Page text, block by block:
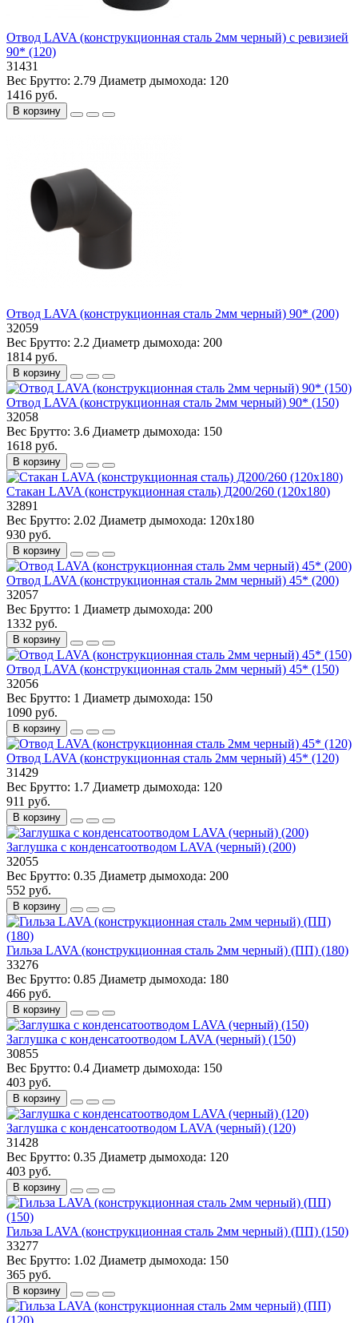
Отвод LAVA (конструкционная сталь 2мм черный) с ревизией
90* (120)
31431
Вес Брутто: 2.79 Диаметр дымохода: 120
1416 руб.
В корзину
Отвод LAVA (конструкционная сталь 2мм черный) 90* (200)
32059
Вес Брутто: 2.2 Диаметр дымохода: 200
1814 руб.
В корзину
Отвод LAVA (конструкционная сталь 2мм черный) 90* (150)
32058
Вес Брутто: 3.6 Диаметр дымохода: 150
1618 руб.
В корзину
Стакан LAVA (конструкционная сталь) Д200/260 (120х180)
32891
Вес Брутто: 2.02 Диаметр дымохода: 120х180
930 руб.
В корзину
Отвод LAVA (конструкционная сталь 2мм черный) 45* (200)
32057
Вес Брутто: 1 Диаметр дымохода: 200
1332 руб.
В корзину
Отвод LAVA (конструкционная сталь 2мм черный) 45* (150)
32056
Вес Брутто: 1 Диаметр дымохода: 150
1090 руб.
В корзину
Отвод LAVA (конструкционная сталь 2мм черный) 45* (120)
31429
Вес Брутто: 1.7 Диаметр дымохода: 120
911 руб.
В корзину
Заглушка с конденсатоотводом LAVA (черный) (200)
32055
Вес Брутто: 0.35 Диаметр дымохода: 200
552 руб.
В корзину
Гильза LAVA (конструкционная сталь 2мм черный) (ПП) (180)
33276
Вес Брутто: 0.85 Диаметр дымохода: 180
466 руб.
В корзину
Заглушка с конденсатоотводом LAVA (черный) (150)
30855
Вес Брутто: 0.4 Диаметр дымохода: 150
403 руб.
В корзину
Заглушка с конденсатоотводом LAVA (черный) (120)
31428
Вес Брутто: 0.35 Диаметр дымохода: 120
403 руб.
В корзину
Гильза LAVA (конструкционная сталь 2мм черный) (ПП) (150)
33277
Вес Брутто: 1.02 Диаметр дымохода: 150
365 руб.
В корзину